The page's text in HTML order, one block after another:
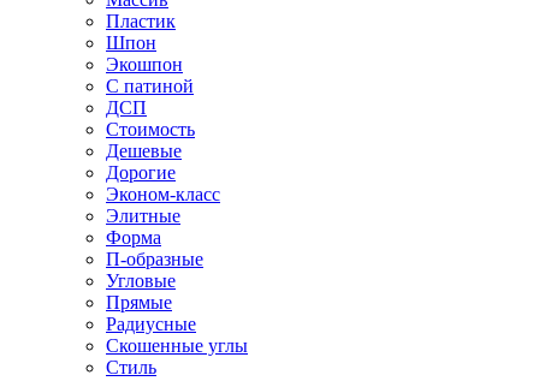
Пластик
Шпон
Экошпон
С патиной
ДСП
Стоимость
Дешевые
Дорогие
Эконом-класс
Элитные
Форма
П-образные
Угловые
Прямые
Радиусные
Скошенные углы
Стиль